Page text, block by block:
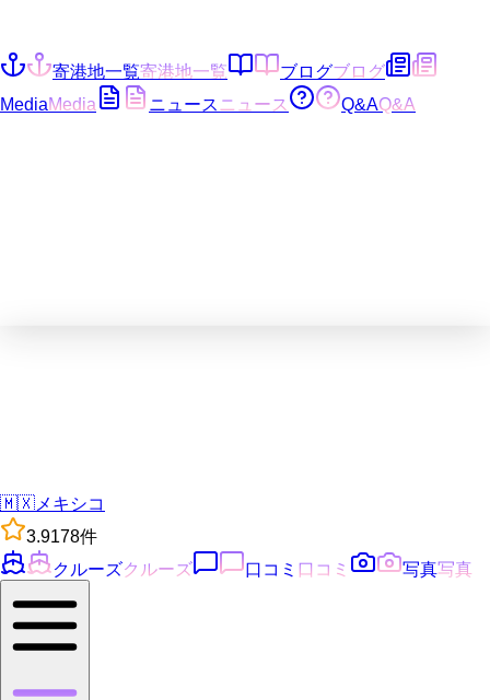
寄港地一覧寄港地一覧 ブログブログ
MediaMedia ニュース ニュース Q&AQ&A
🇲🇽 メキシコ
3.9178件
クルーズクルーズ 口コミ 口コミ 写真写真